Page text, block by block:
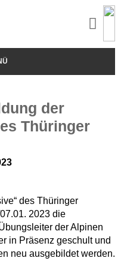
der
Thüringer
des Thüringer
2023 die
der Alpinen
in Präsenz geschult und
neu ausgebildet werden.